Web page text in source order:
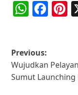
Post
Previous:
Wujudkan
Sumut Launching